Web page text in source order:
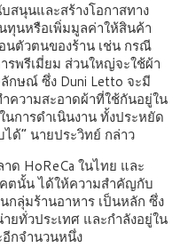
สนุนและสร้างโอกาสทาง
ทุนหรือเพิ่มมูลค่าให้สินค้า
นตัวตนของร้าน เช่น กรณี
รพรีเมี่ยม ส่วนใหญ่จะใช้ผ้า
กษณ์ ซึ่ง Duni Letto จะมี
ความสะอาดผ้าที่ใช้กันอยู่ใน
การดำเนินงาน ทั้งประหยัด
ได้” นายประวิทย์ กล่าว
ด HoReCa ในไทย และ
คตนั้น ได้ให้ความสำคัญกับ
กลุ่มร้านอาหาร เป็นหลัก ซึ่ง
ทั่วประเทศ และกำลังอยู่ใน
อีกจำนวนหนึ่ง